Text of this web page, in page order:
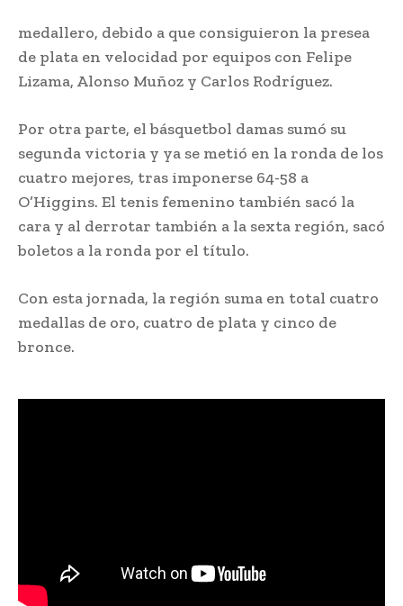
medallero, debido a que consiguieron la presea
de plata en velocidad por equipos con Felipe
Lizama, Alonso Muñoz y Carlos Rodríguez.
Por otra parte, el básquetbol damas sumó su
segunda victoria y ya se metió en la ronda de los
cuatro mejores, tras imponerse 64-58 a
O’Higgins. El tenis femenino también sacó la
cara y al derrotar también a la sexta región, sacó
boletos a la ronda por el título.
Con esta jornada, la región suma en total cuatro
medallas de oro, cuatro de plata y cinco de
bronce.